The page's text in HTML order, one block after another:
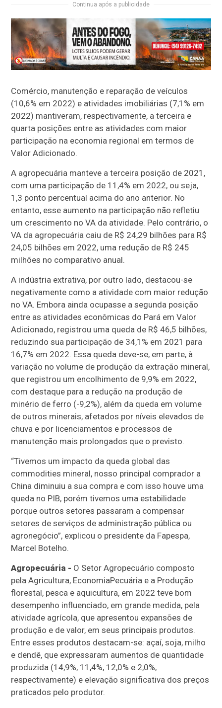
Continua após a publicidade
Comércio, manutenção e reparação de veículos
(10,6% em 2022) e atividades imobiliárias (7,1% em
2022) mantiveram, respectivamente, a terceira e
quarta posições entre as atividades com maior
participação na economia regional em termos de
Valor Adicionado.
A agropecuária manteve a terceira posição de 2021,
com uma participação de 11,4% em 2022, ou seja,
1,3 ponto percentual acima do ano anterior. No
entanto, esse aumento na participação não refletiu
um crescimento no VA da atividade. Pelo contrário, o
VA da agropecuária caiu de R$ 24,29 bilhões para R$
24,05 bilhões em 2022, uma redução de R$ 245
milhões no comparativo anual.
A indústria extrativa, por outro lado, destacou-se
negativamente como a atividade com maior redução
no VA. Embora ainda ocupasse a segunda posição
entre as atividades econômicas do Pará em Valor
Adicionado, registrou uma queda de R$ 46,5 bilhões,
reduzindo sua participação de 34,1% em 2021 para
16,7% em 2022. Essa queda deve-se, em parte, à
variação no volume de produção da extração mineral,
que registrou um encolhimento de 9,9% em 2022,
com destaque para a redução na produção de
minério de ferro (-9,2%), além da queda em volume
de outros minerais, afetados por níveis elevados de
chuva e por licenciamentos e processos de
manutenção mais prolongados que o previsto.
“Tivemos um impacto da queda global das
commodities mineral, nosso principal comprador a
China diminuiu a sua compra e com isso houve uma
queda no PIB, porém tivemos uma estabilidade
porque outros setores passaram a compensar
setores de serviços de administração pública ou
agronegócio”, explicou o presidente da Fapespa,
Marcel Botelho.
Agropecuária - O Setor Agropecuário composto
pela Agricultura, EconomiaPecuária e a Produção
florestal, pesca e aquicultura, em 2022 teve bom
desempenho influenciado, em grande medida, pela
atividade agrícola, que apresentou expansões de
produção e de valor, em seus principais produtos.
Entre esses produtos destacam-se: açaí, soja, milho
e dendê, que expressaram aumentos de quantidade
produzida (14,9%, 11,4%, 12,0% e 2,0%,
respectivamente) e elevação significativa dos preços
praticados pelo produtor.